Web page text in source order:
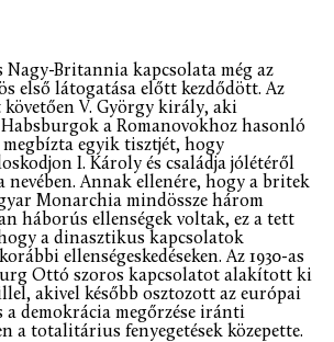
Nagy-Britannia kapcsolata még az
első látogatása előtt kezdődött. Az
V. György király, aki
a Romanovokhoz hasonló
egyik tisztjét, hogy
I. Károly és családja jólétéről
nevében. Annak ellenére, hogy a britek
Monarchia mindössze három
háborús ellenségek voltak, ez a tett
a dinasztikus kapcsolatok
ellenségeskedéseken. Az 1930-as
Ottó szoros kapcsolatot alakított ki
akivel később osztozott az európai
a demokrácia megőrzése iránti
a totalitárius fenyegetések közepette.